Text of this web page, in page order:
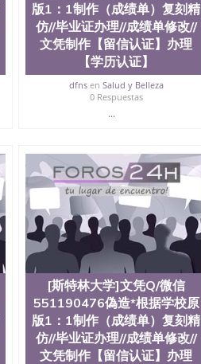
版1：1制作（成绩单）复刻精
仿//毕业证办理//成绩单修改//
文凭制作【留信认证】办理
【学历认证】
dfnsen Salud y Belleza
0 Respuestas
...
[斯特林大学]文凭Q/微信
551190476偽造*根据学校原
版1：1制作（成绩单）复刻精
仿//毕业证办理//成绩单修改//
文凭制作【留信认证】办理